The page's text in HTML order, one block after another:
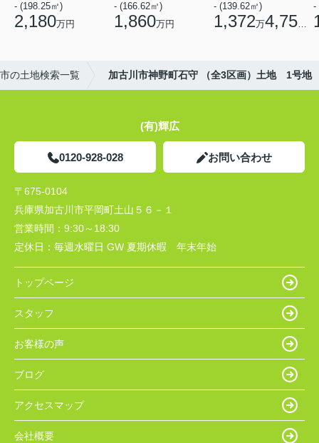
- (198.25㎡)
2,180万円
- (166.62㎡)
1,860万円
- (139.62㎡)
1,372万4,750 円
-
の土地検索一覧 加古川市神野町石守 （全3区画）土地 1号地
(有)輝広
0120-928-028 お問い合わせ
〒675-0104
兵庫県加古川市平岡町土山５６－１
営業時間： 9:30～18:30
定休日： 毎週水曜日 GW 夏期休暇 年末年始
トップページ
スタッフ
お客様の声
ブログ
アクセスマップ
会社概要